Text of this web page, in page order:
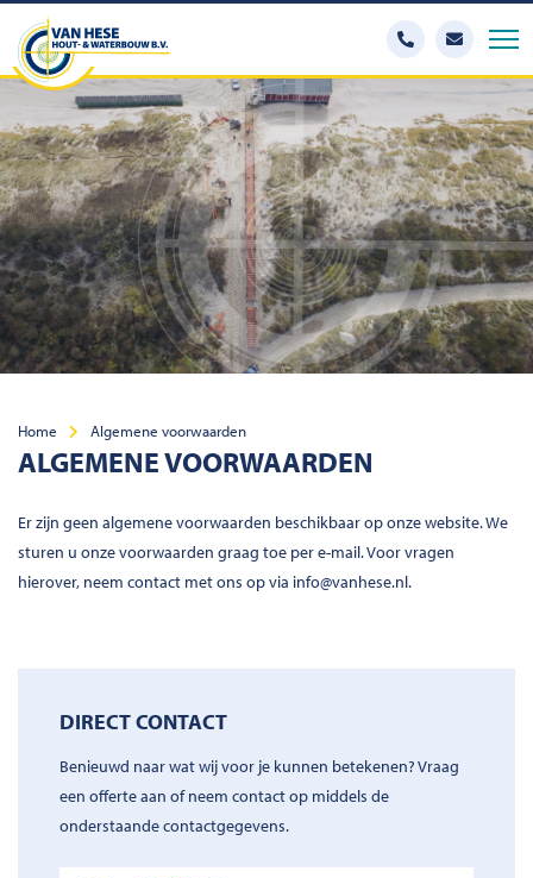
Home Algemene voorwaarden
ALGEMENE VOORWAARDEN
Er zijn geen algemene voorwaarden beschikbaar op onze website. We
sturen u onze voorwaarden graag toe per e-mail. Voor vragen
hierover, neem contact met ons op via info@vanhese.nl.
DIRECT CONTACT
Benieuwd naar wat wij voor je kunnen betekenen? Vraag
een offerte aan of neem contact op middels de
onderstaande contactgegevens.